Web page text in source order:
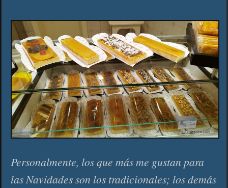
Personalmente, los que más me gustan para
las Navidades son los tradicionales; los demás